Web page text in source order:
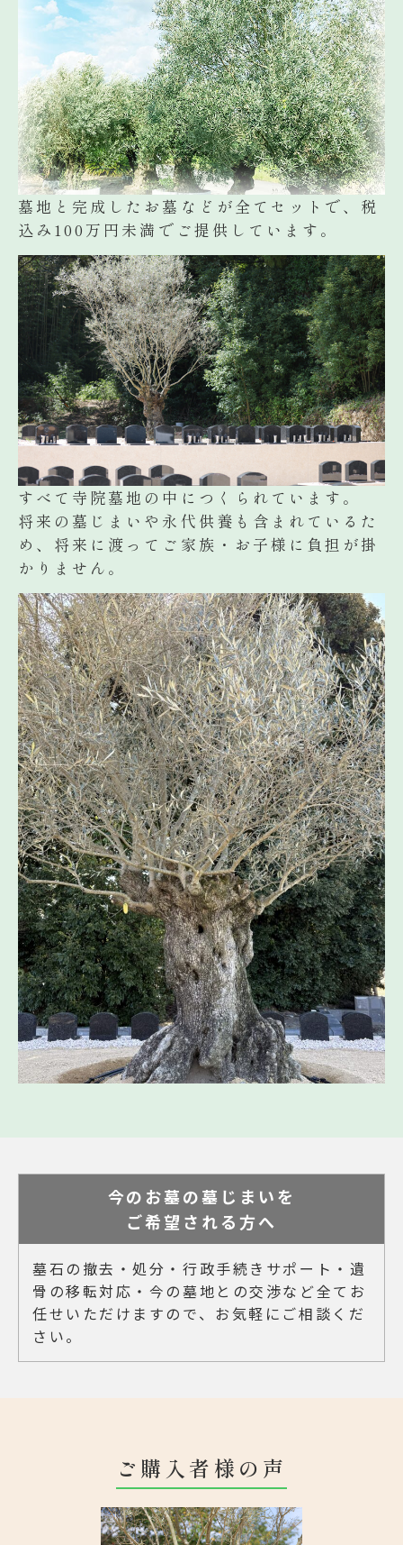
墓地と完成したお墓などが全てセットで、税
込み100万円未満でご提供しています。
すべて寺院墓地の中につくられています。
将来の墓じまいや永代供養も含まれているた
め、将来に渡ってご家族・お子様に負担が掛
かりません。
今のお墓の墓じまいを
ご希望される方へ
墓石の撤去・処分・行政手続きサポート・遺
骨の移転対応・今の墓地との交渉など全てお
任せいただけますので、お気軽にご相談くだ
さい。
ご購入者様の声